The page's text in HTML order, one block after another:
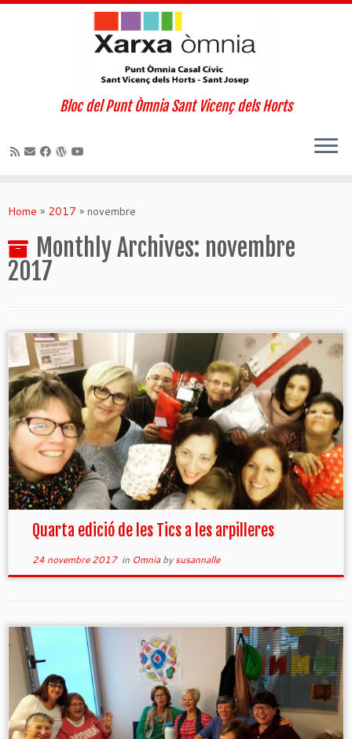
to
Bloc del Punt Òmnia Sant Vicenç dels Horts
Home » 2017 » novembre
Monthly Archives: novembre
2017
Quarta edició de les Tics a les arpilleres
24 novembre 2017in Omniabysusannalle